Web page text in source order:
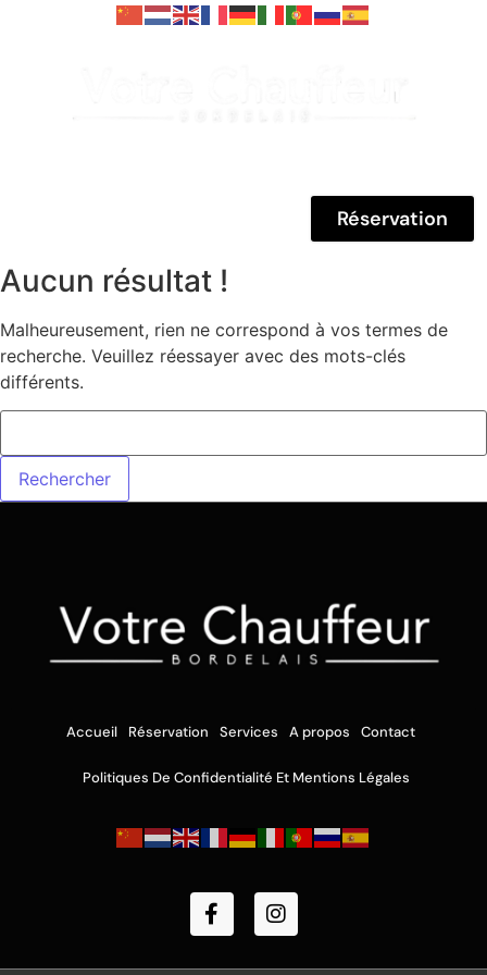
Réservation
Aucun résultat !
Malheureusement, rien ne correspond à vos termes de
recherche. Veuillez réessayer avec des mots-clés
différents.
Accueil Réservation Services A propos Contact
Politiques De Confidentialité Et Mentions Légales